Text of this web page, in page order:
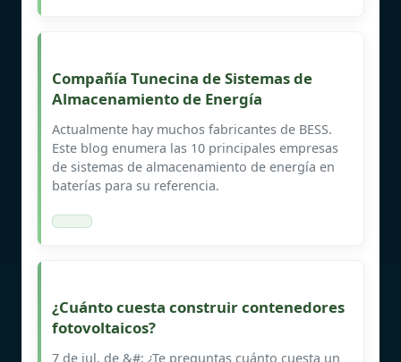
Compañía Tunecina de Sistemas de
Almacenamiento de Energía
Actualmente hay muchos fabricantes de BESS.
Este blog enumera las 10 principales empresas
de sistemas de almacenamiento de energía en
baterías para su referencia.
¿Cuánto cuesta construir contenedores
fotovoltaicos?
7 de jul. de &#; ¿Te preguntas cuánto cuesta un